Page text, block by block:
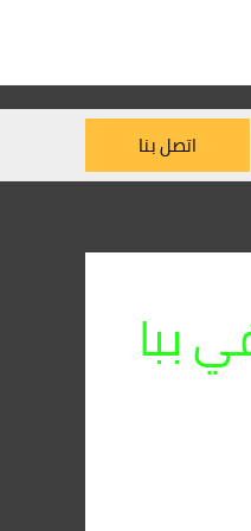
اتصل بنا
ببا